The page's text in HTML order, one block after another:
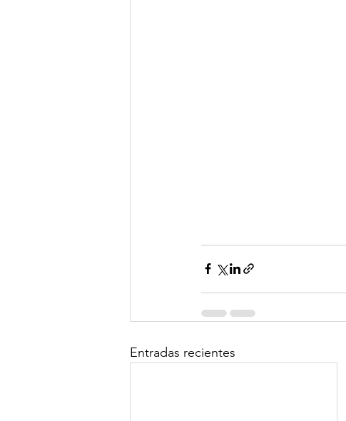
Entradas recientes